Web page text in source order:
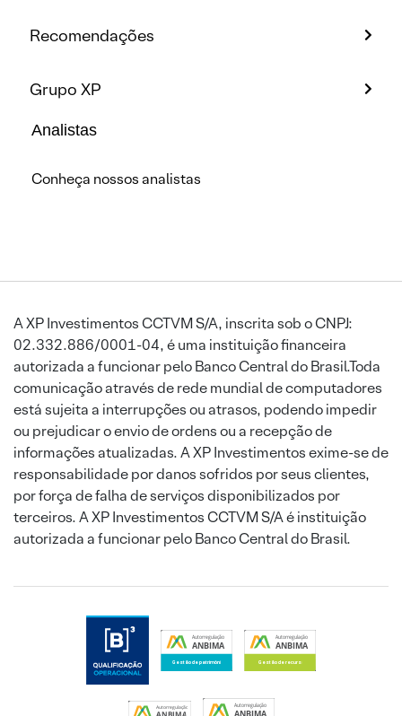
Recomendações
Grupo XP
Analistas
Conheça nossos analistas
A XP Investimentos CCTVM S/A, inscrita sob o CNPJ:
02.332.886/0001-04, é uma instituição financeira
autorizada a funcionar pelo Banco Central do Brasil.Toda
comunicação através de rede mundial de computadores
está sujeita a interrupções ou atrasos, podendo impedir
ou prejudicar o envio de ordens ou a recepção de
informações atualizadas. A XP Investimentos exime-se de
responsabilidade por danos sofridos por seus clientes,
por força de falha de serviços disponibilizados por
terceiros. A XP Investimentos CCTVM S/A é instituição
autorizada a funcionar pelo Banco Central do Brasil.